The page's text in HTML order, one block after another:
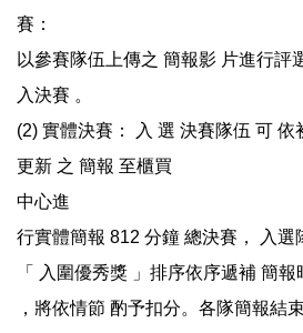
賽：
以參賽隊伍上傳之 簡報影 片進行評
入決賽 。
(2) 實體決賽： 入 選 決賽隊伍 可 依
更新 之 簡報 至櫃買
中心進
行實體簡報 812 分鐘 總決賽， 入選
「 入圍優秀獎 」排序依序遞補 簡
，將依情節 酌予扣分。各隊簡報結